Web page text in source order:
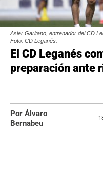
Asier Garitano, entrenador del CD
Foto: CD Leganés.
El CD Leganés
preparación ante
Por Álvaro
Bernabeu